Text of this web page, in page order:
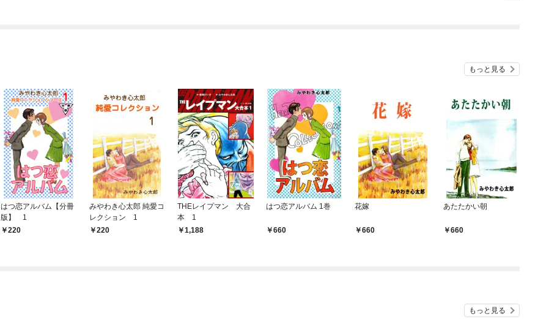
もっと見る
はつ恋アルバム【分冊
版】 1
220
みやわき心太郎 純愛コ
レクション 1
220
THEレイプマン 大合
本 1
1,188
はつ恋アルバム 1巻
660
花嫁
660
あたたかい朝
660
もっと見る